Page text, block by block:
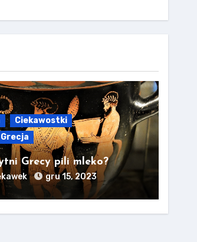
Ciekawostki
Grecy pili mleko?
gru 15, 2023